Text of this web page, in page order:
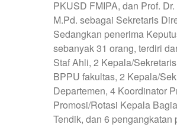
PKUSD FMIPA, dan Prof.
M.Pd. sebagai Sekretaris
Sedangkan penerima
sebanyak 31 orang, terdiri
Staf Ahli, 2 Kepala/
BPPU fakultas, 2 Kepala/
Departemen, 4 Koordinator
Promosi/Rotasi Kepala
Tendik, dan 6 pengangkatan